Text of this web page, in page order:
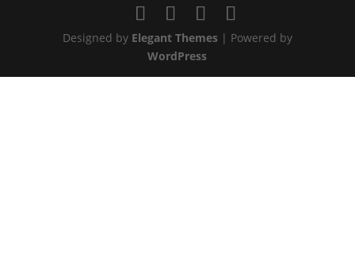
Designed by Elegant Themes| Powered by
WordPress